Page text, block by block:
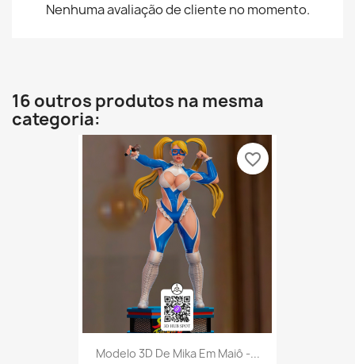
Nenhuma avaliação de cliente no momento.
16 outros produtos na mesma
categoria:
Modelo 3D De Mika Em Maiô -...
favorite_border